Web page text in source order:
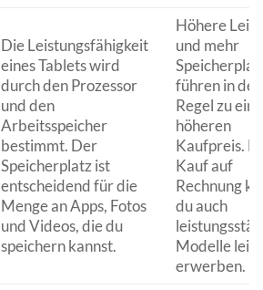
Die Leistungsfähigkeit
eines Tablets wird
durch den Prozessor
und den
Arbeitsspeicher
bestimmt. Der
Speicherplatz ist
entscheidend für die
Menge an Apps, Fotos
und Videos, die du
speichern kannst.
Höhere
und mehr
führen in der
Regel zu
höheren
Kaufpreis.
Kauf auf
Rechnung
du auch
Modelle
erwerben.